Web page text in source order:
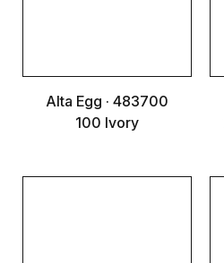
Alta Egg · 483700
100 Ivory